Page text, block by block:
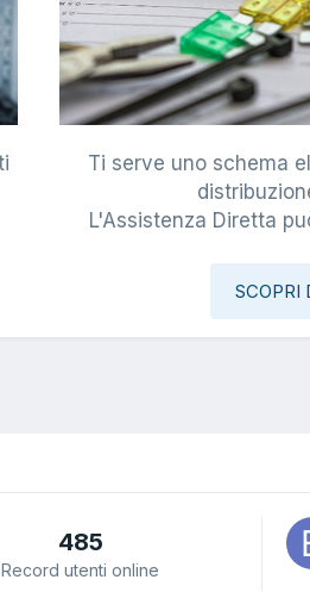
Ti serve uno schema
L'Assistenza Diretta
SCOPRI
485
Record utenti online